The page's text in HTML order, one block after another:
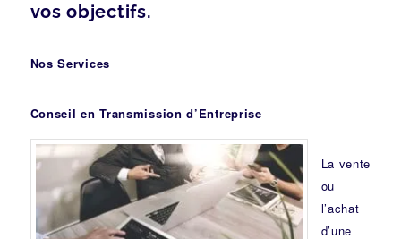
vos objectifs.
Nos Services
Conseil en Transmission d’Entreprise
La vente
ou
l’achat
d’une